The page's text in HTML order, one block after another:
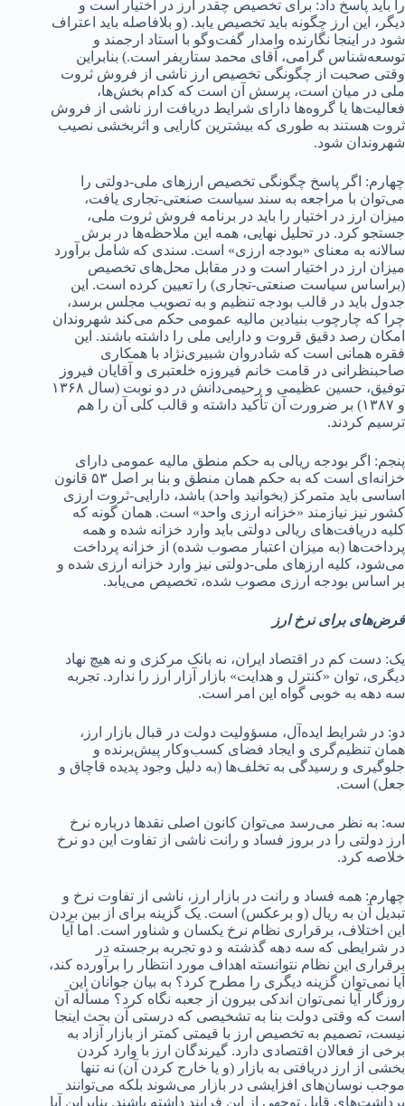
را باید پاسخ داد: برای تخصیص چقدر ارز در اختیار است و
دیگر، این ارز چگونه باید تخصیص یابد. (و بلافاصله باید اعتراف
شود در اینجا نگارنده وامدار گفت‌وگو با استاد ارجمند و
توسعه‌شناس گرامی، آقای محمد ستاریفر است.) بنابراین
وقتی صحبت از چگونگی تخصیص ارز ناشی از فروش ثروت
ملی در میان است، پرسش آن است که کدام بخش‌ها،
فعالیت‌ها یا گروه‌ها دارای شرایط دریافت ارز ناشی از فروش
ثروت هستند به طوری که بیشترین کارایی و اثربخشی نصیب
شهروندان شود.
چهارم: اگر پاسخ چگونگی تخصیص ارزهای ملی-دولتی را
می‌توان با مراجعه به سند سیاست صنعتی-تجاری یافت،
میزان ارز در اختیار را باید در برنامه فروش ثروت ملی،
جستجو کرد. در تحلیل نهایی، همه این ملاحظه‌ها در برش
سالانه به معنای «بودجه ارزی» است. سندی که شامل برآورد
میزان ارز در اختیار است و در مقابل محل‌های تخصیص
(براساس سیاست صنعتی-تجاری) را تعیین کرده است. این
جدول باید در قالب بودجه تنظیم و به تصویب مجلس برسد،
چرا که چارچوب بنیادین مالیه عمومی حکم می‌کند شهروندان
امکان رصد دقیق قروت و دارایی ملی را داشته باشند. این
فقره همانی است که شادروان شبیری‌نژاد با همکاری
صاحبنظرانی در قامت خانم فیروزه خلعتبری و آقایان فیروز
توفیق، حسین عظیمی و رحیمی‌دانش در دو نوبت (سال ۱۳۶۸
و ۱۳۸۷) بر ضرورت آن تأکید داشته و قالب کلی آن را هم
ترسیم کردند.
پنجم: اگر بودجه ریالی به حکم منطق مالیه عمومی دارای
خزانه‌ای است که به حکم همان منطق و بنا بر اصل ۵۳ قانون
اساسی باید متمرکز (بخوانید واحد) باشد، دارایی-ثروت ارزی
کشور نیز نیازمند «خزانه ارزی واحد» است. همان گونه که
کلیه دریافت‌های ریالی دولتی باید وارد خزانه شده و همه
پرداخت‌ها (به میزان اعتبار مصوب شده) از خزانه پرداخت
می‌شود، کلیه ارزهای ملی-دولتی نیز وارد خزانه ارزی شده و
بر اساس بودجه ارزی مصوب شده، تخصیص می‌یابد.
فرض‌های برای نرخ ارز
یک: دست کم در اقتصاد ایران، نه بانک مرکزی و نه هیچ نهاد
دیگری، توان «کنترل و هدایت» بازار آزار ارز را ندارد. تجربه
سه دهه به خوبی گواه این امر است.
دو: در شرایط ایده‌آل، مسؤولیت دولت در قبال بازار ارز،
همان تنظیم‌گری و ایجاد فضای کسب‌وکار پیش‌برنده و
جلوگیری و رسیدگی به تخلف‌ها (به دلیل وجود پدیده قاچاق و
جعل) است.
سه: به نظر می‌رسد می‌توان کانون اصلی نقدها درباره نرخ
ارز دولتی را در بروز فساد و رانت ناشی از تفاوت این دو نرخ
خلاصه کرد.
چهارم: همه فساد و رانت در بازار ارز، ناشی از تفاوت نرخ و
تبدیل آن به ریال (و برعکس) است. یک گزینه برای از بین بردن
این اختلاف، برقراری نظام نرخ یکسان و شناور است. اما آیا
در شرایطی که سه دهه گذشته و دو تجربه برجسته در
برقراری این نظام نتوانسته اهداف مورد انتظار را برآورده کند،
آیا نمی‌توان گزینه دیگری را مطرح کرد؟ به بیان جوانان این
روزگار آیا نمی‌توان اندکی بیرون از جعبه نگاه کرد؟ مسأله آن
است که وقتی دولت بنا به تشخیصی که درستی آن بحث اینجا
نیست، تصمیم به تخصیص ارز با قیمتی کمتر از بازار آزاد به
برخی از فعالان اقتصادی دارد. گیرندگان ارز با وارد کردن
بخشی از ارز دریافتی به بازار (و یا خارج کردن آن) نه تنها
موجب نوسان‌های افزایشی در بازار می‌شوند بلکه می‌توانند
برداشت‌های قابل توجهی از این فرایند داشته باشند. بنابراین آیا